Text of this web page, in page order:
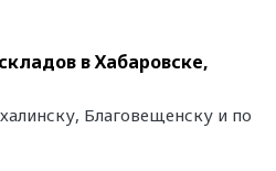
в Хабаровске,
Благовещенску и по